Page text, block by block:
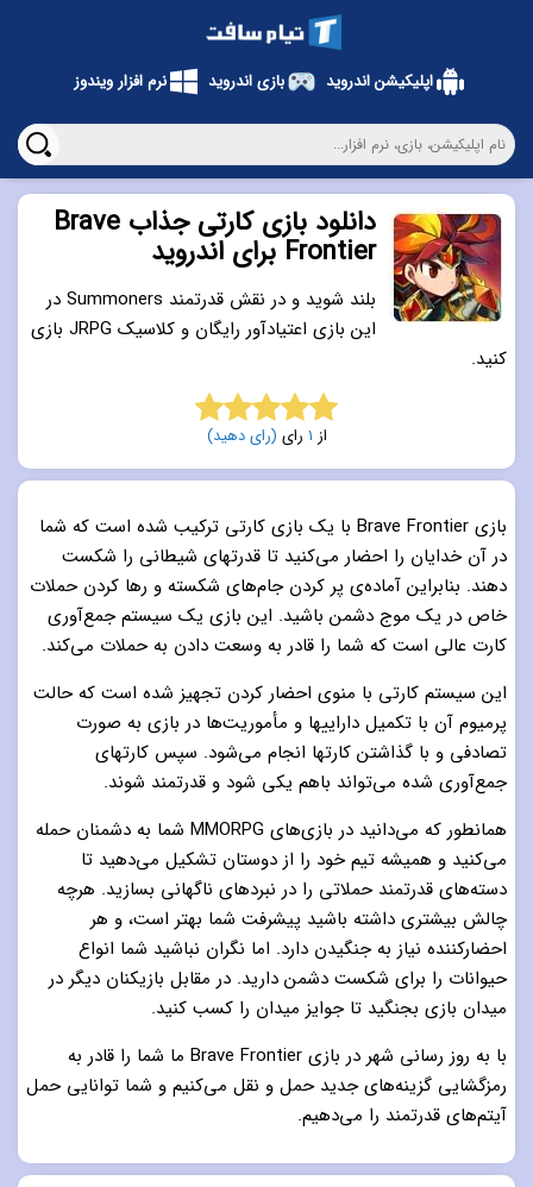
دانلود بازی کارتی جذاب Brave
Frontier برای اندروید
بلند شوید و در نقش قدرتمند Summoners در
این بازی اعتیادآور رایگان و کلاسیک JRPG بازی
کنید.
5.0 از 5 از 1 رای (رای دهید)
بازی Brave Frontier با یک بازی کارتی ترکیب شده است که شما
در آن خدایان را احضار می‌کنید تا قدرتهای شیطانی را شکست
دهند. بنابراین آماده‌ی پر کردن جام‌های شکسته و رها کردن حملات
خاص در یک موج دشمن باشید. این بازی یک سیستم جمع‌آوری
کارت عالی است که شما را قادر به وسعت دادن به حملات می‌کند.
این سیستم کارتی با منوی احضار کردن تجهیز شده است که حالت
پرمیوم آن با تکمیل داراییها و مأموریت‌ها در بازی به صورت
تصادفی و با گذاشتن کارتها انجام می‌شود. سپس کارتهای
جمع‌آوری شده می‌تواند باهم یکی شود و قدرتمند شوند.
همانطور که می‌دانید در بازی‌های MMORPG شما به دشمنان حمله
می‌کنید و همیشه تیم خود را از دوستان تشکیل می‌دهید تا
دسته‌های قدرتمند حملاتی را در نبردهای ناگهانی بسازید. هرچه
چالش بیشتری داشته باشید پیشرفت شما بهتر است، و هر
احضارکننده نیاز به جنگیدن دارد. اما نگران نباشید شما انواع
حیوانات را برای شکست دشمن دارید. در مقابل بازیکنان دیگر در
میدان بازی بجنگید تا جوایز میدان را کسب کنید.
با به روز رسانی شهر در بازی Brave Frontier ما شما را قادر به
رمزگشایی گزینه‌های جدید حمل و نقل می‌کنیم و شما توانایی حمل
آیتم‌های قدرتمند را می‌دهیم.
اپلیکیشن اندروید بازی اندروید نرم افزار ویندوز